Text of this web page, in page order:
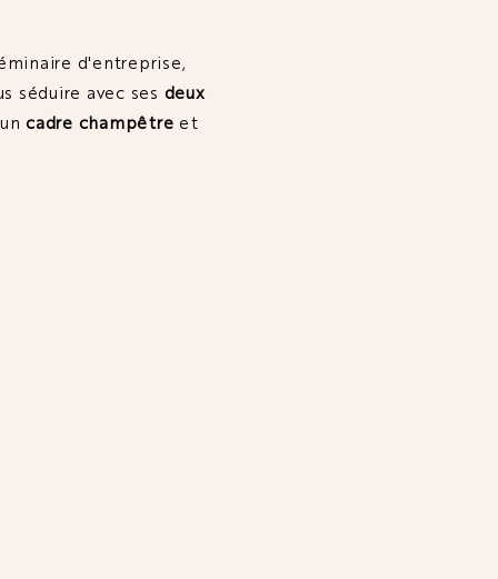
d'entreprise,
séduire avec ses deux
cadre champêtre et